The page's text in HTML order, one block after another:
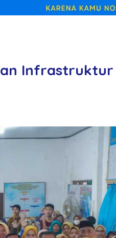
Infrastruktur